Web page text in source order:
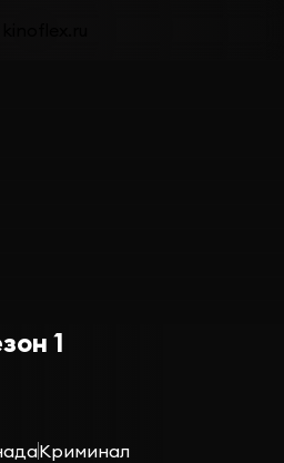
1
Криминал